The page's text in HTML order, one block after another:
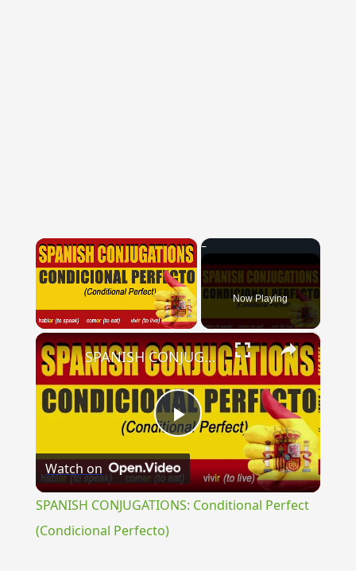
×
Now Playing
×
Play
Video
SPANISH CONJUGATIONS: Conditional Perfect (Condicional Perfecto)
Watch on
SPANISH CONJUGATIONS: Conditional Perfect
(Condicional Perfecto)